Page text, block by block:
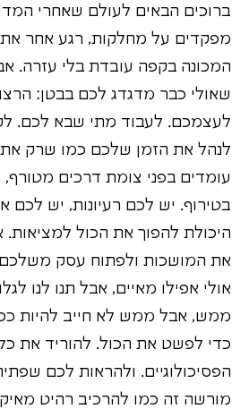
ברוכים הבאים לעולם שאחרי
מפקדים על מחלקות, רגע אחר
המכונה בקפה עובדת בלי עזרה.
שאולי כבר מדגדג לכם בבטן:
לעצמכם. לעבוד מתי שבא לכם.
לנהל את הזמן שלכם כמו שרק
עומדים בפני צומת דרכים
בטירוף. יש לכם רעיונות, יש לכם
היכולת להפוך את הכול
את המושכות ולפתוח עסק
אולי אפילו מאיים, אבל תנו לנו
ממש, אבל ממש לא חייב להיות
כדי לפשט את הכול. להוריד את
הפסיכולוגיים. ולהראות לכם
מורשה זה כמו להרכיב רהיט